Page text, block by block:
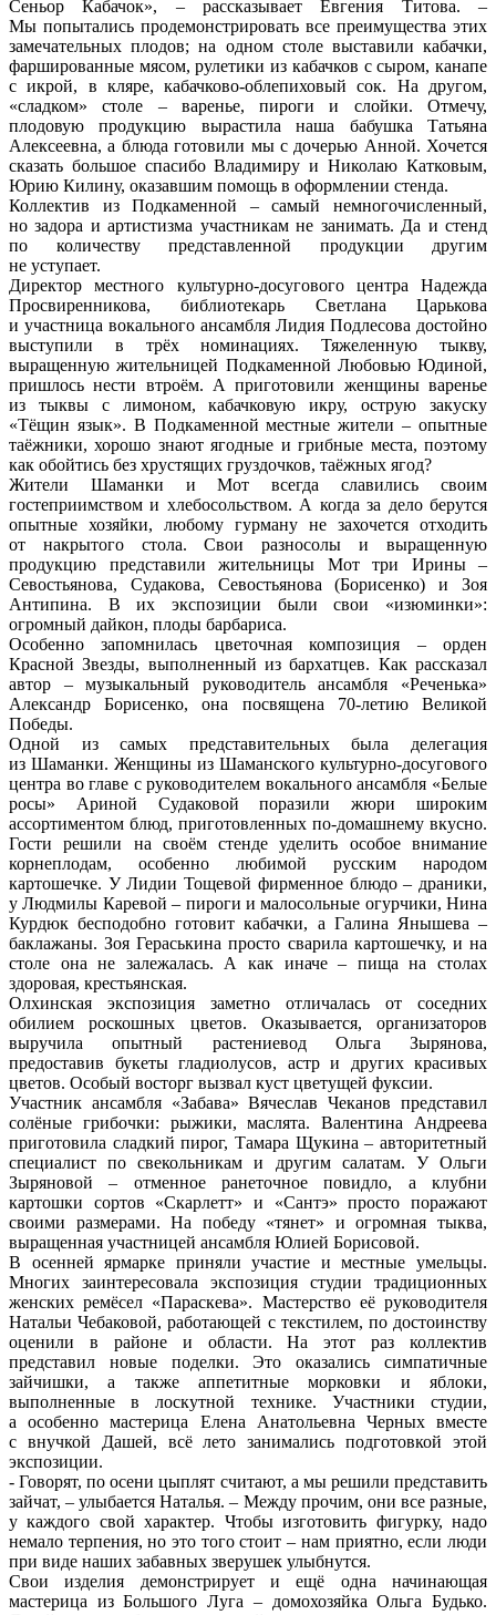
Сеньор Кабачок», – рассказывает Евгения Титова. –
Мы попытались продемонстрировать все преимущества этих
замечательных плодов; на одном столе выставили кабачки,
фаршированные мясом, рулетики из кабачков с сыром, канапе
с икрой, в кляре, кабачково-облепиховый сок. На другом,
«сладком» столе – варенье, пироги и слойки. Отмечу,
плодовую продукцию вырастила наша бабушка Татьяна
Алексеевна, а блюда готовили мы с дочерью Анной. Хочется
сказать большое спасибо Владимиру и Николаю Катковым,
Юрию Килину, оказавшим помощь в оформлении стенда.
Коллектив из Подкаменной – самый немногочисленный,
но задора и артистизма участникам не занимать. Да и стенд
по количеству представленной продукции другим
не уступает.
Директор местного культурно-досугового центра Надежда
Просвиренникова, библиотекарь Светлана Царькова
и участница вокального ансамбля Лидия Подлесова достойно
выступили в трёх номинациях. Тяжеленную тыкву,
выращенную жительницей Подкаменной Любовью Юдиной,
пришлось нести втроём. А приготовили женщины варенье
из тыквы с лимоном, кабачковую икру, острую закуску
«Тёщин язык». В Подкаменной местные жители – опытные
таёжники, хорошо знают ягодные и грибные места, поэтому
как обойтись без хрустящих груздочков, таёжных ягод?
Жители Шаманки и Мот всегда славились своим
гостеприимством и хлебосольством. А когда за дело берутся
опытные хозяйки, любому гурману не захочется отходить
от накрытого стола. Свои разносолы и выращенную
продукцию представили жительницы Мот три Ирины –
Севостьянова, Судакова, Севостьянова (Борисенко) и Зоя
Антипина. В их экспозиции были свои «изюминки»:
огромный дайкон, плоды барбариса.
Особенно запомнилась цветочная композиция – орден
Красной Звезды, выполненный из бархатцев. Как рассказал
автор – музыкальный руководитель ансамбля «Реченька»
Александр Борисенко, она посвящена 70-летию Великой
Победы.
Одной из самых представительных была делегация
из Шаманки. Женщины из Шаманского культурно-досугового
центра во главе с руководителем вокального ансамбля «Белые
росы» Ариной Судаковой поразили жюри широким
ассортиментом блюд, приготовленных по-домашнему вкусно.
Гости решили на своём стенде уделить особое внимание
корнеплодам, особенно любимой русским народом
картошечке. У Лидии Тощевой фирменное блюдо – драники,
у Людмилы Каревой – пироги и малосольные огурчики, Нина
Курдюк бесподобно готовит кабачки, а Галина Янышева –
баклажаны. Зоя Гераськина просто сварила картошечку, и на
столе она не залежалась. А как иначе – пища на столах
здоровая, крестьянская.
Олхинская экспозиция заметно отличалась от соседних
обилием роскошных цветов. Оказывается, организаторов
выручила опытный растениевод Ольга Зырянова,
предоставив букеты гладиолусов, астр и других красивых
цветов. Особый восторг вызвал куст цветущей фуксии.
Участник ансамбля «Забава» Вячеслав Чеканов представил
солёные грибочки: рыжики, маслята. Валентина Андреева
приготовила сладкий пирог, Тамара Щукина – авторитетный
специалист по свекольникам и другим салатам. У Ольги
Зыряновой – отменное ранеточное повидло, а клубни
картошки сортов «Скарлетт» и «Сантэ» просто поражают
своими размерами. На победу «тянет» и огромная тыква,
выращенная участницей ансамбля Юлией Борисовой.
В осенней ярмарке приняли участие и местные умельцы.
Многих заинтересовала экспозиция студии традиционных
женских ремёсел «Параскева». Мастерство её руководителя
Натальи Чебаковой, работающей с текстилем, по достоинству
оценили в районе и области. На этот раз коллектив
представил новые поделки. Это оказались симпатичные
зайчишки, а также аппетитные морковки и яблоки,
выполненные в лоскутной технике. Участники студии,
а особенно мастерица Елена Анатольевна Черных вместе
с внучкой Дашей, всё лето занимались подготовкой этой
экспозиции.
- Говорят, по осени цыплят считают, а мы решили представить
зайчат, – улыбается Наталья. – Между прочим, они все разные,
у каждого свой характер. Чтобы изготовить фигурку, надо
немало терпения, но это того стоит – нам приятно, если люди
при виде наших забавных зверушек улыбнутся.
Свои изделия демонстрирует и ещё одна начинающая
мастерица из Большого Луга – домохозяйка Ольга Будько.